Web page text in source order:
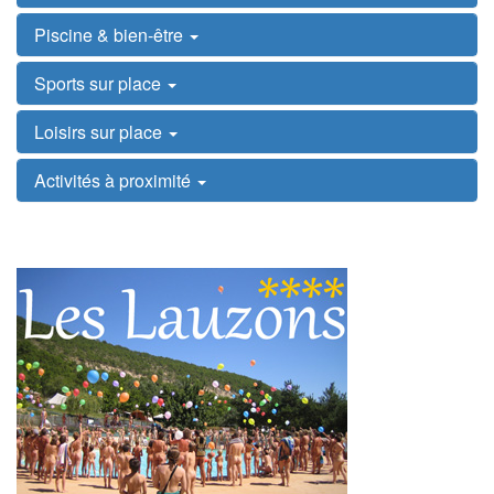
Piscine & bien-être
Sports sur place
Loisirs sur place
Activités à proximité